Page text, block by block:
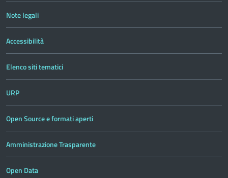
Note legali
Accessibilità
Elenco siti tematici
URP
Open Source e formati aperti
Amministrazione Trasparente
Open Data